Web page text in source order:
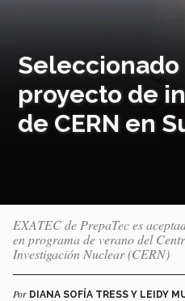
proyecto de
de CERN en
EXATEC de PrepaTec es
en programa de verano del
Investigación Nuclear (CERN)
Por DIANA SOFÍA TRESS Y LEIDY